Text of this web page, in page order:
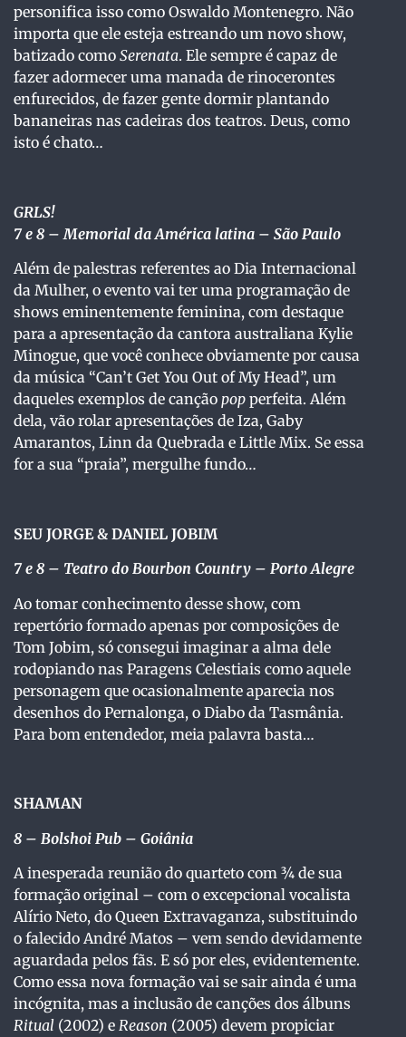
personifica isso como Oswaldo Montenegro. Não
importa que ele esteja estreando um novo show,
batizado como Serenata. Ele sempre é capaz de
fazer adormecer uma manada de rinocerontes
enfurecidos, de fazer gente dormir plantando
bananeiras nas cadeiras dos teatros. Deus, como
isto é chato…
GRLS!
7 e 8 – Memorial da América latina – São Paulo
Além de palestras referentes ao Dia Internacional
da Mulher, o evento vai ter uma programação de
shows eminentemente feminina, com destaque
para a apresentação da cantora australiana Kylie
Minogue, que você conhece obviamente por causa
da música “Can’t Get You Out of My Head”, um
daqueles exemplos de canção pop perfeita. Além
dela, vão rolar apresentações de Iza, Gaby
Amarantos, Linn da Quebrada e Little Mix. Se essa
for a sua “praia”, mergulhe fundo…
SEU JORGE & DANIEL JOBIM
7 e 8 – Teatro do Bourbon Country – Porto Alegre
Ao tomar conhecimento desse show, com
repertório formado apenas por composições de
Tom Jobim, só consegui imaginar a alma dele
rodopiando nas Paragens Celestiais como aquele
personagem que ocasionalmente aparecia nos
desenhos do Pernalonga, o Diabo da Tasmânia.
Para bom entendedor, meia palavra basta…
SHAMAN
8 – Bolshoi Pub – Goiânia
A inesperada reunião do quarteto com ¾ de sua
formação original – com o excepcional vocalista
Alírio Neto, do Queen Extravaganza, substituindo
o falecido André Matos – vem sendo devidamente
aguardada pelos fãs. E só por eles, evidentemente.
Como essa nova formação vai se sair ainda é uma
incógnita, mas a inclusão de canções dos álbuns
Ritual (2002) e Reason (2005) devem propiciar